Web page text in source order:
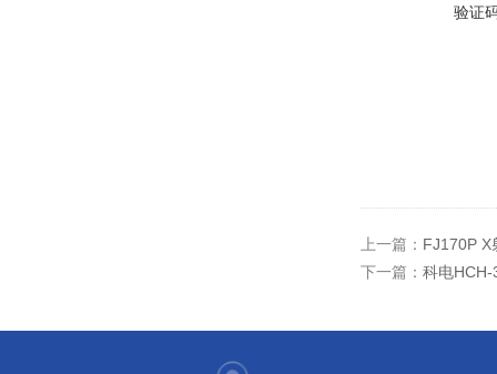
验证
上一篇： FJ170P X
下一篇： 科电HCH-